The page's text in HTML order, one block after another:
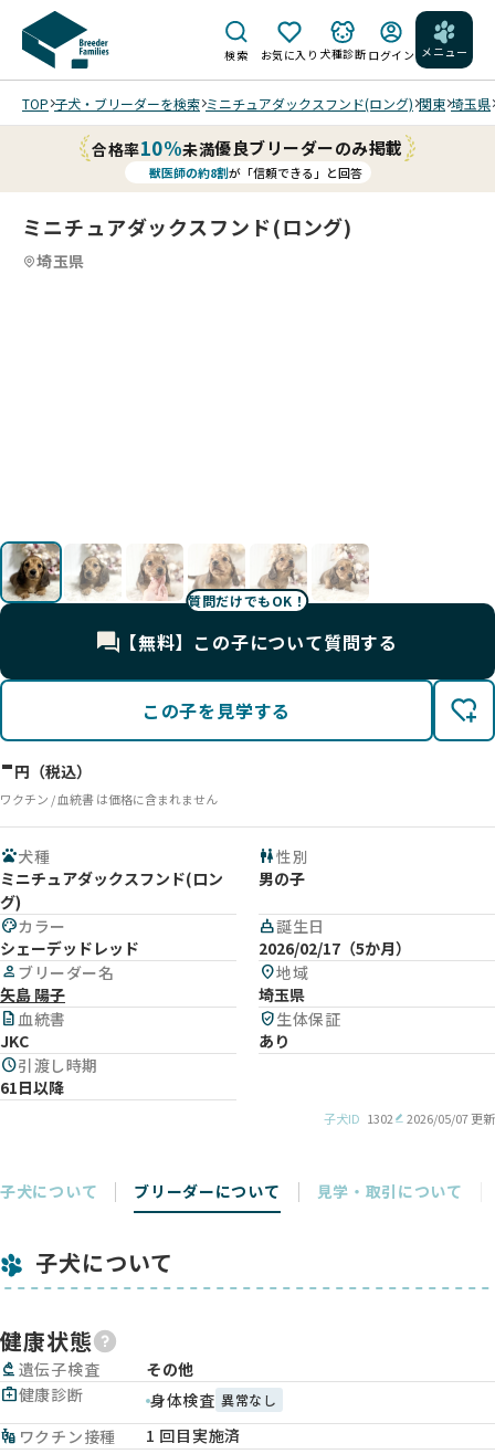
検索 お気に入り 犬種診断 ログイン メニュー
TOP 子犬・ブリーダーを検索 ミニチュアダックスフンド(ロング) 関東 埼玉県
合格率10%未満優良ブリーダーのみ掲載
獣医師の約8割が「信頼できる」と回答
ミニチュアダックスフンド(ロング)
埼玉県
質問だけでもOK！
【無料】この子について質問する
この子を見学する
-円（税込）
ワクチン / 血統書 は価格に含まれません
pets犬種
ミニチュアダックスフンド(ロン
グ)
wc性別
男の子
paletteカラー
シェーデッドレッド
cake誕生日
2026/02/17（5か月）
person ブリーダー名
矢島 陽子
location_on地域
埼玉県
description血統書
JKC
verified_user生体保証
あり
schedule引渡し時期
61日以降
子犬ID 1302 2026/05/07 更新
子犬について ブリーダーについて 見学・取引について
子犬について
健康状態
biotech 遺伝子検査
その他
medical_services健康診断 身体検査 異常なし
vaccines ワクチン接種
1 回目実施済